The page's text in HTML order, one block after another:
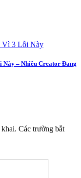
Này – Nhiều Creator Đang
Các trường bắt